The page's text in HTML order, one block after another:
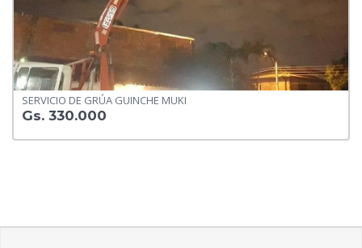
SERVICIO DE GRÚA GUINCHE MUKI
Gs. 330.000